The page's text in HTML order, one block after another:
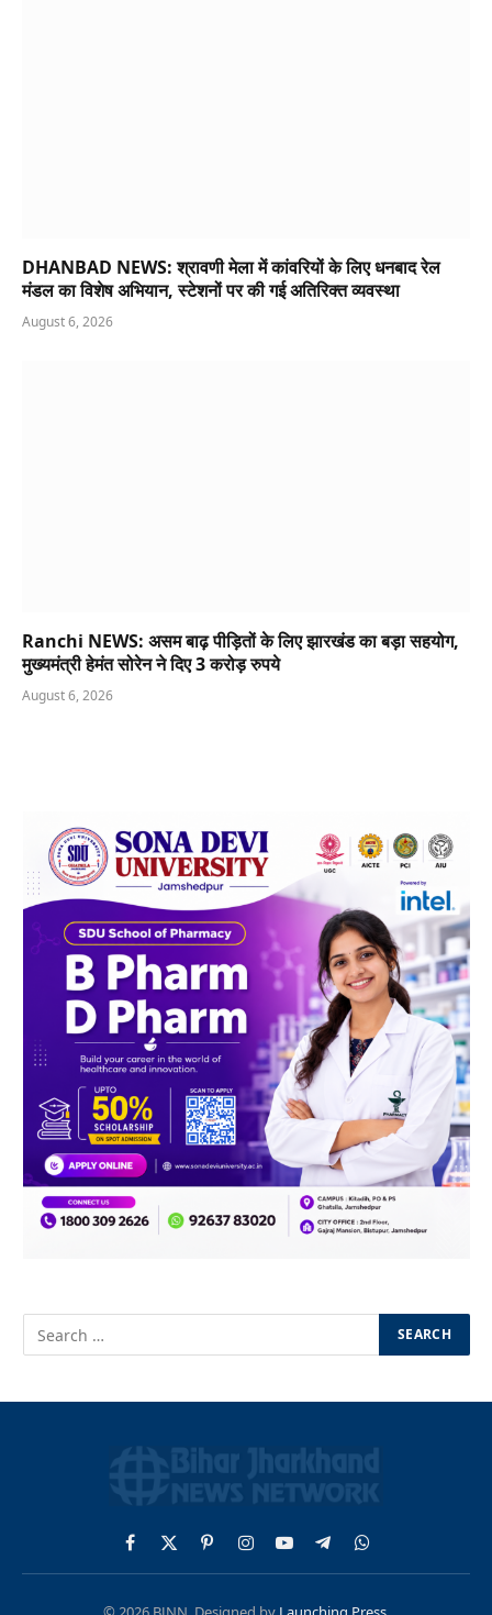
DHANBAD NEWS: श्रावणी मेला में कांवरियों के लिए धनबाद रेल
मंडल का विशेष अभियान, स्टेशनों पर की गई अतिरिक्त व्यवस्था
August 6, 2026
Ranchi NEWS: असम बाढ़ पीड़ितों के लिए झारखंड का बड़ा सहयोग,
मुख्यमंत्री हेमंत सोरेन ने दिए 3 करोड़ रुपये
August 6, 2026
Facebook
X
(Twitter)
PinterestInstagram
YouTubeTelegramWhatsApp